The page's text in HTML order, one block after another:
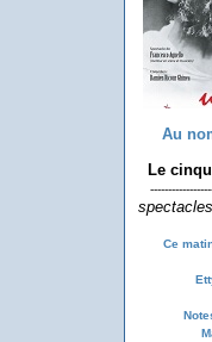
Au
Le
Ce